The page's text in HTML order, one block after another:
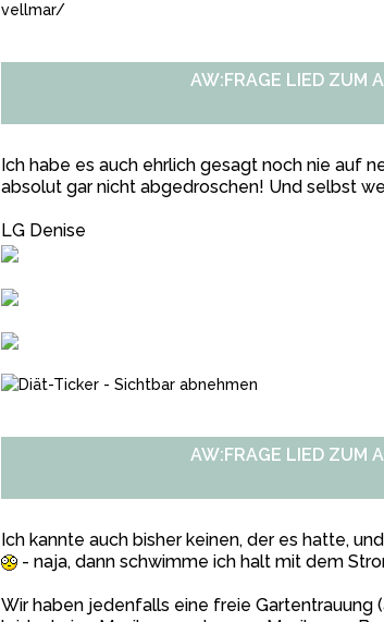
vellmar/
AW:FRAGE LIED ZUM
Ich habe es auch ehrlich gesagt noch nie auf
absolut gar nicht abgedroschen! Und selbst
LG Denise
AW:FRAGE LIED ZUM
Ich kannte auch bisher keinen, der es hatte,
- naja, dann schwimme ich halt mit dem
Wir haben jedenfalls eine freie Gartentrauung